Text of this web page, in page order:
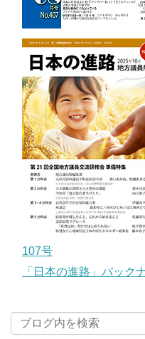
107号
「日本の進路」バック